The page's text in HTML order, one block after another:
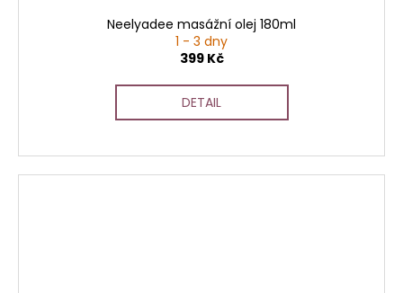
Neelyadee masážní olej 180ml
1 - 3 dny
399 Kč
DETAIL